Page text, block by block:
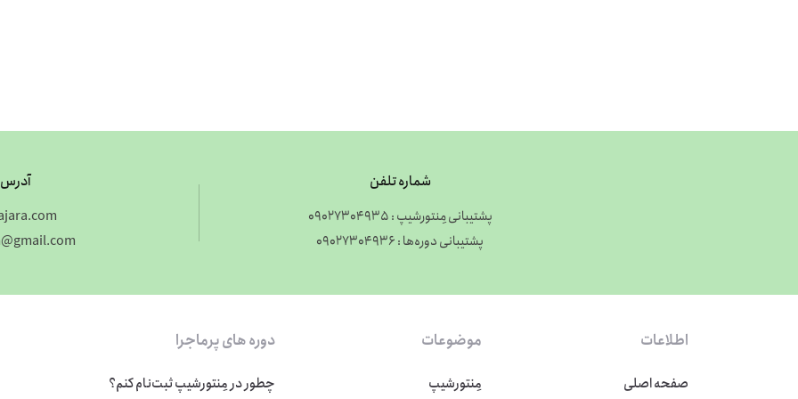
شماره تلفن
پشتیبانی مِنتورشیپ : 09027304935
پشتیبانی دوره‌ها : 09027304936
آدرس
اطلاعات
صفحه اصلی
موضوعات
مِنتورشیپ
دوره های پرماجرا
چطور در مِنتورشیپ ثبت‌نام کنم؟